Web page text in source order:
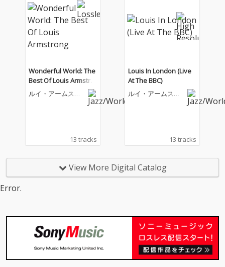
Wonderful World: The
Best Of Louis Armstro
ng
ルイ・アームスト
13 tracks
Louis In London (Live
At The BBC)
ルイ・アームスト
13 tracks
View More Digital Catalog
Error.